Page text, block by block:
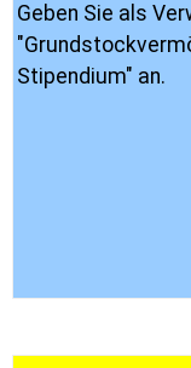
Geben Sie als
Stipendium" an.